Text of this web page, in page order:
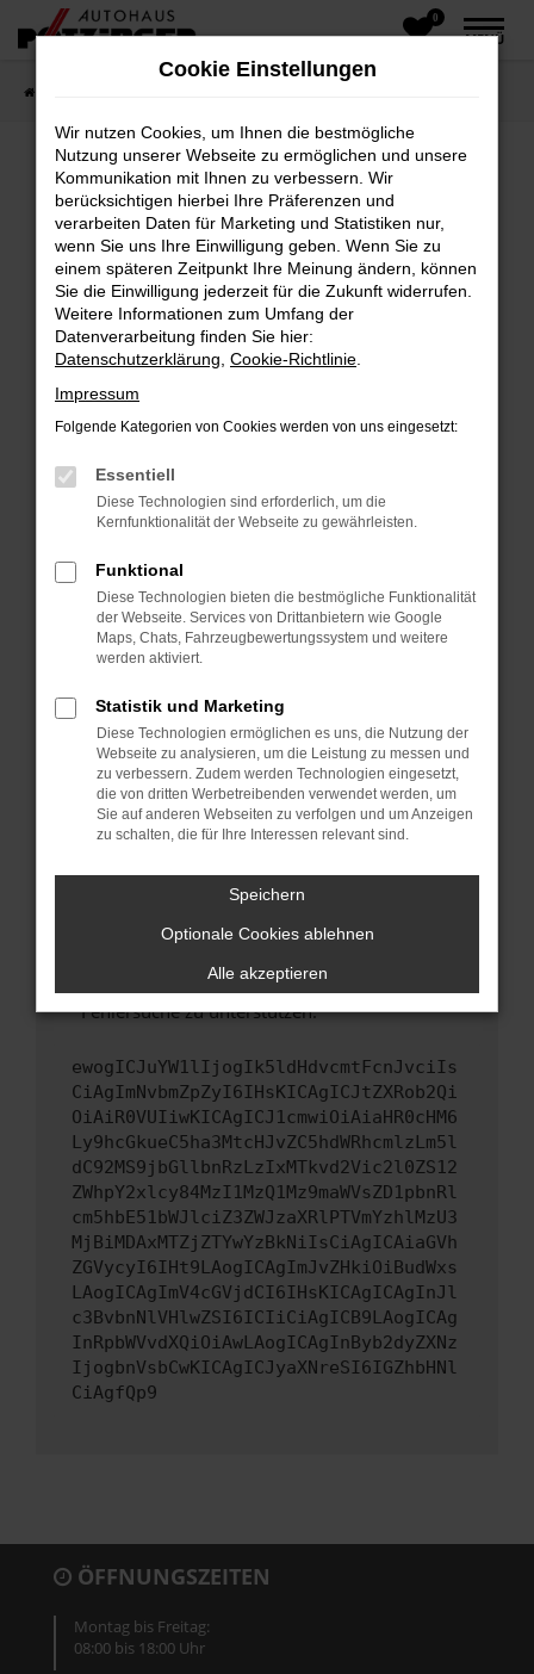
Zum
0
MENÜ
Fehler: Network Error
Beim Laden ist ein Fehler aufgetreten.
Hier sind ein paar Tipps, die dir helfen können:
Überprüfe deine Firewall und deine
Internetverbindung.
Laden andere Webseiten, zum Beispiel deine
Suchmaschine?
Prüfe deine Browsererweiterungen.
können das Laden bestimmter Seiten
verhindern. Funktioniert die Seite in einem
Fenster?
Starte dein Gerät neu.
Das kann manchmal helfen, vorübergehende
Probleme zu beheben.
Betriebssystem auf dem neuesten Stand
sind.
Veraltete Software birgt nicht nur ein
Sicherheitsrisiko, sondern kann auch dazu
führen, dass bestimmte Funktionen nicht mehr
unterstützt werden.
Wende dich an den Webseitenbetreiber.
Wenn du alle oben genannten Schritte versucht
hast, kontaktiere uns bitte. Wir werden
uns diesen Text schicken, um uns bei der
Fehlersuche zu unterstützen:
ewogICJuYW1lIjogIk5ldHdvcmtFcnJvciIs
CiAgImNvbmZpZyI6IHsKICAgICJtZXRob2Qi
OiAiR0VUIiwKICAgICJ1cmwiOiAiaHR0cHM6
Ly9hcGkueC5ha3MtcHJvZC5hdWRhcmlzLm5l
dC92MS9jbGllbnRzLzIxMTkvd2Vic2l0ZS12
ZWhpY2xlcy84MzI1MzQ1Mz9maWVsZD1pbnRl
cm5hbE51bWJlciZ3ZWJzaXRlPTVmYzhlMzU3
MjBiMDAxMTZjZTYwYzBkNiIsCiAgICAiaGVh
ZGVycyI6IHt9LAogICAgImJvZHkiOiBudWxs
LAogICAgImV4cGVjdCI6IHsKICAgICAgInJl
c3BvbnNlVHlwZSI6ICIiCiAgICB9LAogICAg
InRpbWVvdXQiOiAwLAogICAgInByb2dyZXNz
IjogbnVsbCwKICAgICJyaXNreSI6IGZhbHNl
CiAgfQp9
ÖFFNUNGSZEITEN
Montag bis Freitag:
08:00 bis 18:00 Uhr
Cookie Einstellungen
Wir nutzen Cookies, um Ihnen die bestmögliche
Nutzung unserer Webseite zu ermöglichen und unsere
Kommunikation mit Ihnen zu verbessern. Wir
berücksichtigen hierbei Ihre Präferenzen und
verarbeiten Daten für Marketing und Statistiken nur,
wenn Sie uns Ihre Einwilligung geben. Wenn Sie zu
einem späteren Zeitpunkt Ihre Meinung ändern, können
Sie die Einwilligung jederzeit für die Zukunft widerrufen.
Weitere Informationen zum Umfang der
Datenverarbeitung finden Sie hier:
Datenschutzerklärung Cookie-Richtlinie
Impressum
Folgende Kategorien von Cookies werden von uns eingesetzt:
Essentiell
Diese Technologien sind erforderlich, um die
Kernfunktionalität der Webseite zu gewährleisten.
Funktional
Diese Technologien bieten die bestmögliche Funktionalität
der Webseite. Services von Drittanbietern wie Google
Maps, Chats, Fahrzeugbewertungssystem und weitere
werden aktiviert.
Statistik und Marketing
Diese Technologien ermöglichen es uns, die Nutzung der
Webseite zu analysieren, um die Leistung zu messen und
zu verbessern. Zudem werden Technologien eingesetzt,
die von dritten Werbetreibenden verwendet werden, um
Sie auf anderen Webseiten zu verfolgen und um Anzeigen
zu schalten, die für Ihre Interessen relevant sind.
Speichern
Optionale Cookies ablehnen
Alle akzeptieren